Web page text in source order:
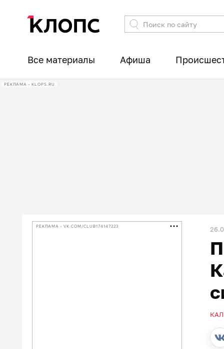
Все материалы Афиша
РЕКЛАМА • KLOPS.RU
РЕКЛАМА • VK.COM/CLUB174147223